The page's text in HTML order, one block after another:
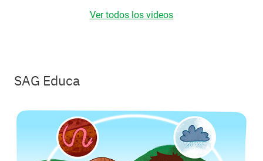
Ver todos los videos
SAG Educa